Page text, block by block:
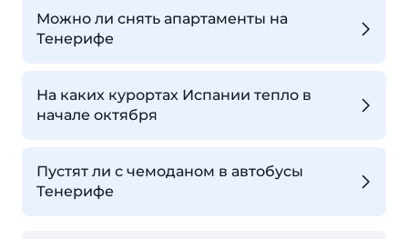
Можно ли снять апартаменты на
Тенерифе
На каких курортах Испании тепло в
начале октября
Пустят ли с чемоданом в автобусы
Тенерифе